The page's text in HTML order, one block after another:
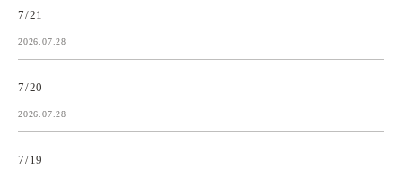
7/21
2026.07.28
7/20
2026.07.28
7/19